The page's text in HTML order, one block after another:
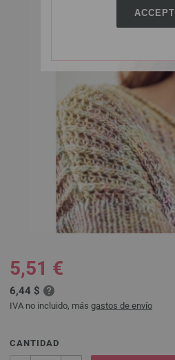
ACCEPT
5,51 €
6,44 $
IVA no incluido, más gastos de envío
CANTIDAD